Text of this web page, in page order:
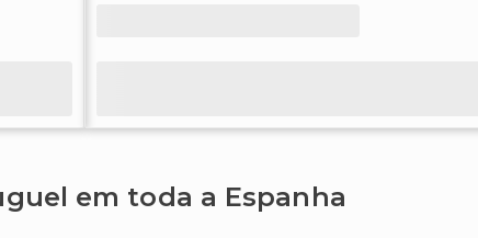
em toda a Espanha